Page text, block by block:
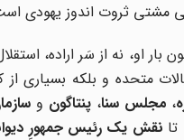
مشتی ثروت اندوز یهودی
بار او، نه از سَر اراده،
متحده و بلکه بسیاری
، مجلس سنا،پنتاگون و
نقش یک رئیس جمهورِ